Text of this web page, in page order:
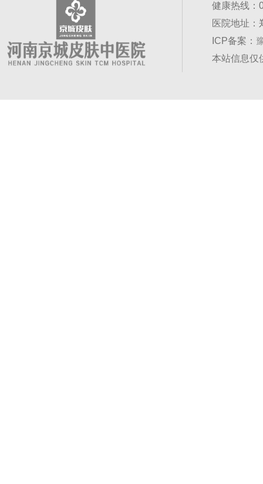
健康热线：
医院地址：
ICP备案：
本站信息仅